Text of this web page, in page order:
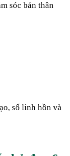
sóc bản thân
số linh hồn và